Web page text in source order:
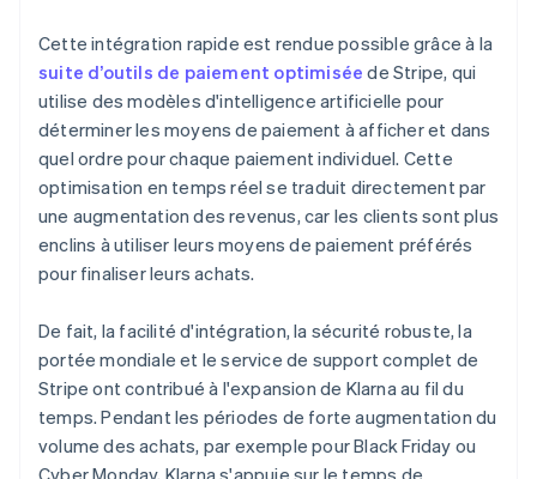
Cette intégration rapide est rendue possible grâce à la
suite d’outils de paiement optimisée de Stripe, qui
utilise des modèles d'intelligence artificielle pour
déterminer les moyens de paiement à afficher et dans
quel ordre pour chaque paiement individuel. Cette
optimisation en temps réel se traduit directement par
une augmentation des revenus, car les clients sont plus
enclins à utiliser leurs moyens de paiement préférés
pour finaliser leurs achats.
De fait, la facilité d'intégration, la sécurité robuste, la
portée mondiale et le service de support complet de
Stripe ont contribué à l'expansion de Klarna au fil du
temps. Pendant les périodes de forte augmentation du
volume des achats, par exemple pour Black Friday ou
Cyber Monday, Klarna s'appuie sur le temps de